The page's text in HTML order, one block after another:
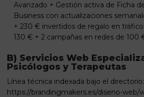
Avanzado + Gestión activa de Ficha
Business con actualizaciones
+ 230 € invertidos de regalo en
130 € + 2 campañas en redes de 100
B) Servicios Web
Psicólogos y Terapeutas
Línea técnica indexada bajo el directorio:
https://brandingmakers.es/diseno-web/